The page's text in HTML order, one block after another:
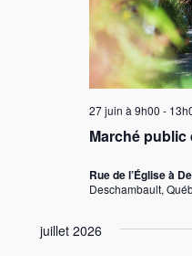
Marché
27 juin à 9h00 -
Rue de l’Église à
Deschambault,
juillet 2026